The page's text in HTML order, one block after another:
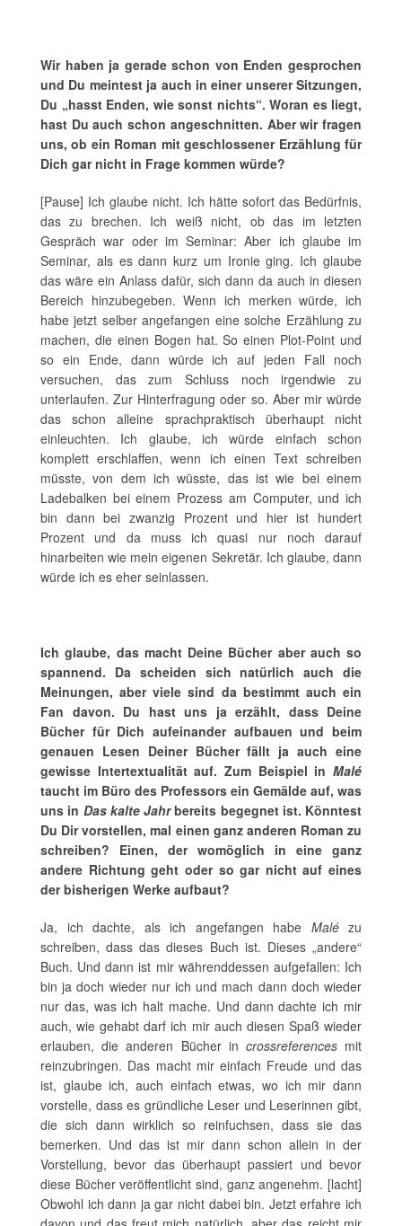
Wir haben ja gerade schon von Enden gesprochen
und Du meintest ja auch in einer unserer Sitzungen,
Du „hasst Enden, wie sonst nichts“. Woran es liegt,
hast Du auch schon angeschnitten. Aber wir fragen
uns, ob ein Roman mit geschlossener Erzählung für
Dich gar nicht in Frage kommen würde?
[Pause] Ich glaube nicht. Ich hätte sofort das Bedürfnis,
das zu brechen. Ich weiß nicht, ob das im letzten
Gespräch war oder im Seminar: Aber ich glaube im
Seminar, als es dann kurz um Ironie ging. Ich glaube
das wäre ein Anlass dafür, sich dann da auch in diesen
Bereich hinzubegeben. Wenn ich merken würde, ich
habe jetzt selber angefangen eine solche Erzählung zu
machen, die einen Bogen hat. So einen Plot-Point und
so ein Ende, dann würde ich auf jeden Fall noch
versuchen, das zum Schluss noch irgendwie zu
unterlaufen. Zur Hinterfragung oder so. Aber mir würde
das schon alleine sprachpraktisch überhaupt nicht
einleuchten. Ich glaube, ich würde einfach schon
komplett erschlaffen, wenn ich einen Text schreiben
müsste, von dem ich wüsste, das ist wie bei einem
Ladebalken bei einem Prozess am Computer, und ich
bin dann bei zwanzig Prozent und hier ist hundert
Prozent und da muss ich quasi nur noch darauf
hinarbeiten wie mein eigenen Sekretär. Ich glaube, dann
würde ich es eher seinlassen.
Ich glaube, das macht Deine Bücher aber auch so
spannend. Da scheiden sich natürlich auch die
Meinungen, aber viele sind da bestimmt auch ein
Fan davon. Du hast uns ja erzählt, dass Deine
Bücher für Dich aufeinander aufbauen und beim
genauen Lesen Deiner Bücher fällt ja auch eine
gewisse Intertextualität auf. Zum Beispiel in Malé
taucht im Büro des Professors ein Gemälde auf, was
uns in Das kalte Jahrbereits begegnet ist. Könntest
Du Dir vorstellen, mal einen ganz anderen Roman zu
schreiben? Einen, der womöglich in eine ganz
andere Richtung geht oder so gar nicht auf eines
der bisherigen Werke aufbaut?
Ja, ich dachte, als ich angefangen habe Malézu
schreiben, dass das dieses Buch ist. Dieses „andere“
Buch. Und dann ist mir währenddessen aufgefallen: Ich
bin ja doch wieder nur ich und mach dann doch wieder
nur das, was ich halt mache. Und dann dachte ich mir
auch, wie gehabt darf ich mir auch diesen Spaß wieder
erlauben, die anderen Bücher in crossreferencesmit
reinzubringen. Das macht mir einfach Freude und das
ist, glaube ich, auch einfach etwas, wo ich mir dann
vorstelle, dass es gründliche Leser und Leserinnen gibt,
die sich dann wirklich so reinfuchsen, dass sie das
bemerken. Und das ist mir dann schon allein in der
Vorstellung, bevor das überhaupt passiert und bevor
diese Bücher veröffentlicht sind, ganz angenehm. [lacht]
Obwohl ich dann ja gar nicht dabei bin. Jetzt erfahre ich